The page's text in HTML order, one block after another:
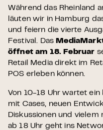
Während das Rheinland
läuten wir in Hamburg
und feiern die vierte
Festival. Das
öffnet am 18. Februar
Retail Media direkt im
POS erleben können.
Von 10-18 Uhr wartet
mit Cases, neuen
Diskussionen und
ab 18 Uhr geht ins